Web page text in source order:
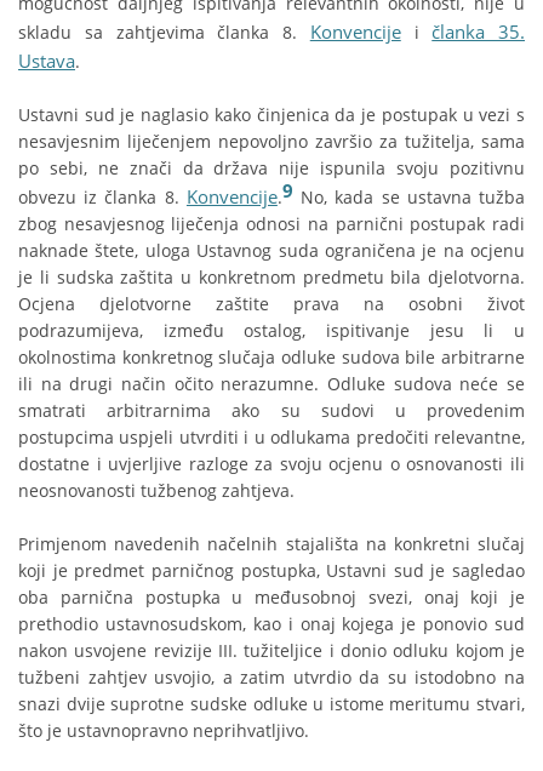
skladu sa zahtjevima članka 8. Konvencijei članka 35.
Ustava.
Ustavni sud je naglasio kako činjenica da je postupak u vezi s
nesavjesnim liječenjem nepovoljno završio za tužitelja, sama
po sebi, ne znači da država nije ispunila svoju pozitivnu
obvezu iz članka 8. Konvencije.9 No, kada se ustavna tužba
zbog nesavjesnog liječenja odnosi na parnični postupak radi
naknade štete, uloga Ustavnog suda ograničena je na ocjenu
je li sudska zaštita u konkretnom predmetu bila djelotvorna.
Ocjena djelotvorne zaštite prava na osobni život
podrazumijeva, između ostalog, ispitivanje jesu li u
okolnostima konkretnog slučaja odluke sudova bile arbitrarne
ili na drugi način očito nerazumne. Odluke sudova neće se
smatrati arbitrarnima ako su sudovi u provedenim
postupcima uspjeli utvrditi i u odlukama predočiti relevantne,
dostatne i uvjerljive razloge za svoju ocjenu o osnovanosti ili
neosnovanosti tužbenog zahtjeva.
Primjenom navedenih načelnih stajališta na konkretni slučaj
koji je predmet parničnog postupka, Ustavni sud je sagledao
oba parnična postupka u međusobnoj svezi, onaj koji je
prethodio ustavnosudskom, kao i onaj kojega je ponovio sud
nakon usvojene revizije III. tužiteljice i donio odluku kojom je
tužbeni zahtjev usvojio, a zatim utvrdio da su istodobno na
snazi dvije suprotne sudske odluke u istome meritumu stvari,
što je ustavnopravno neprihvatljivo.